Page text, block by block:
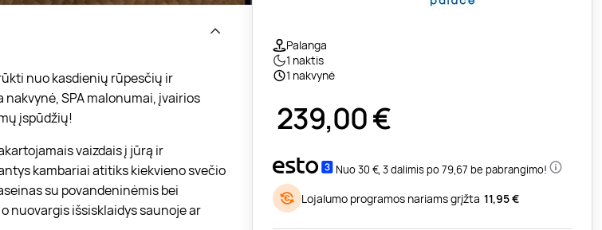
Palanga
1 naktis
1 nakvynė
239,00€
Nuo 30 €, 3 dalimis po 79,67 be pabrangimo!
Lojalumo programos nariams grįžta 11,95 €
nuo kasdienių rūpesčių ir
SPA malonumai, įvairios
įspūdžių!
vaizdais į jūrą ir
kambariai atitiks kiekvieno svečio
su povandeninėmis bei
nuovargis išsisklaidys saunoje ar